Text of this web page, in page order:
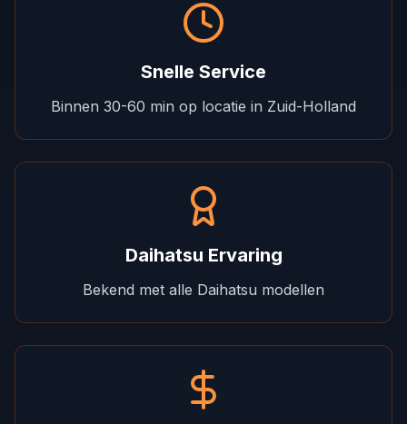
Snelle Service
Binnen 30-60 min op locatie in Zuid-Holland
Daihatsu Ervaring
Bekend met alle Daihatsu modellen